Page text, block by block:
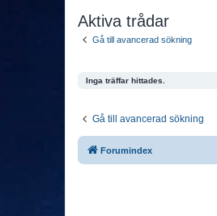
Aktiva trådar
Gå till avancerad sökning
Inga träffar hittades.
Gå till avancerad sökning
Forumindex